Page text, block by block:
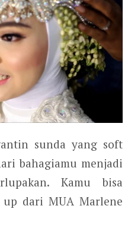
sunda yang soft
bahagiamu menjadi
Kamu bisa
dari MUA Marlene